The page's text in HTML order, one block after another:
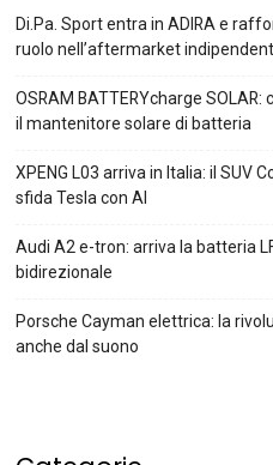
Di.Pa. Sport entra in ADIRA e
ruolo nell’aftermarket
OSRAM BATTERYcharge
il mantenitore solare di batteria
XPENG L03 arriva in Italia: il SUV
sfida Tesla con AI
Audi A2 e-tron: arriva la batteria
bidirezionale
Porsche Cayman elettrica: la
anche dal suono